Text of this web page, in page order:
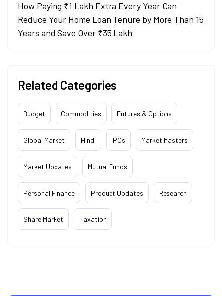
How Paying ₹1 Lakh Extra Every Year Can
Reduce Your Home Loan Tenure by More Than 15
Years and Save Over ₹35 Lakh
Related Categories
Budget Commodities Futures & Options
Global Market Hindi IPOs Market Masters
Market Updates Mutual Funds
Personal Finance Product Updates Research
Share Market Taxation